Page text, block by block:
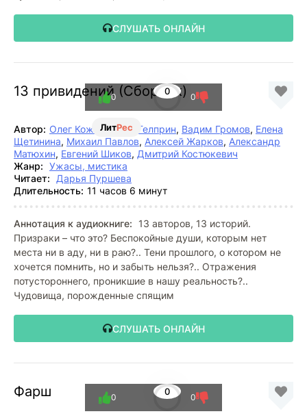
СЛУШАТЬ ОНЛАЙН
13 привидений (Сборник)
ЛитРес
0
0 0
Автор: Олег Кожин,Майк Гелприн, Вадим Громов, Елена
Щетинина, Михаил Павлов, Алексей Жарков, Александр
Матюхин, Евгений Шиков, Дмитрий Костюкевич
Жанр: Ужасы, мистика
Читает:
Дарья Пуршева
Длительность: 11 часов 6 минут
Аннотация к аудиокниге:
13 авторов, 13 историй.
Призраки – что это? Беспокойные души, которым нет
места ни в аду, ни в раю?.. Тени прошлого, о котором не
хочется помнить, но и забыть нельзя?.. Отражения
потустороннего, проникшие в нашу реальность?..
Чудовища, порожденные спящим
СЛУШАТЬ ОНЛАЙН
Фарш 0
0 0